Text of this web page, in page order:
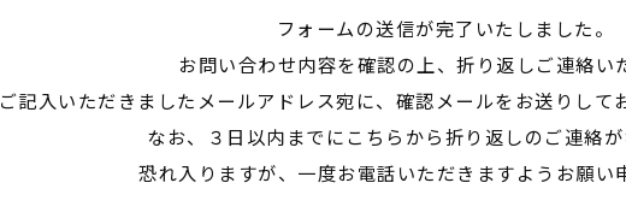
フォームの送信が完了いたしました。
お問い合わせ内容を確認の上、折り返しご連絡い
ご記入いただきましたメールアドレス宛に、確認メールをお送りして
なお、３日以内までにこちらから折り返しのご連絡が
恐れ入りますが、一度お電話いただきますようお願い